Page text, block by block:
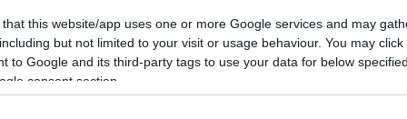
that this website/app uses one or more Google services and may
but not limited to your visit or usage behaviour. You may
to Google and its third-party tags to use your data for below
consent section.19 τόνοι ακατάλληλων